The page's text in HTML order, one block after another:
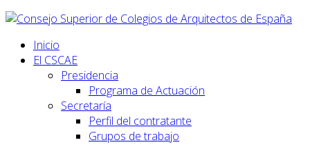
Inicio
El CSCAE
Presidencia
Programa de Actuación
Secretaría
Perfil del contratante
Grupos de trabajo